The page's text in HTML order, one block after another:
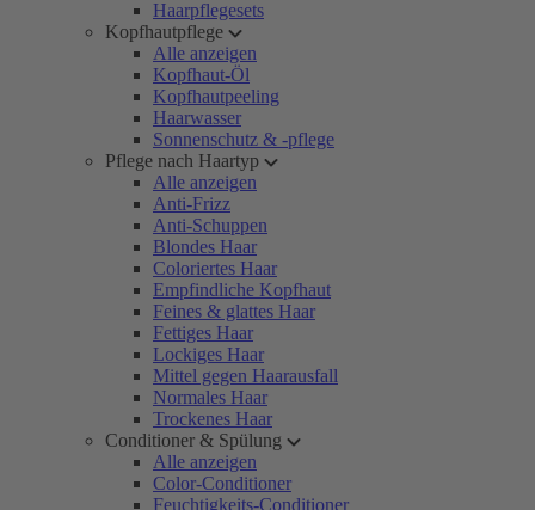
Haarpflegesets
Kopfhautpflege
Alle anzeigen
Kopfhaut-Öl
Kopfhautpeeling
Haarwasser
Sonnenschutz & -pflege
Pflege nach Haartyp
Alle anzeigen
Anti-Frizz
Anti-Schuppen
Blondes Haar
Coloriertes Haar
Empfindliche Kopfhaut
Feines & glattes Haar
Fettiges Haar
Lockiges Haar
Mittel gegen Haarausfall
Normales Haar
Trockenes Haar
Conditioner & Spülung
Alle anzeigen
Color-Conditioner
Feuchtigkeits-Conditioner